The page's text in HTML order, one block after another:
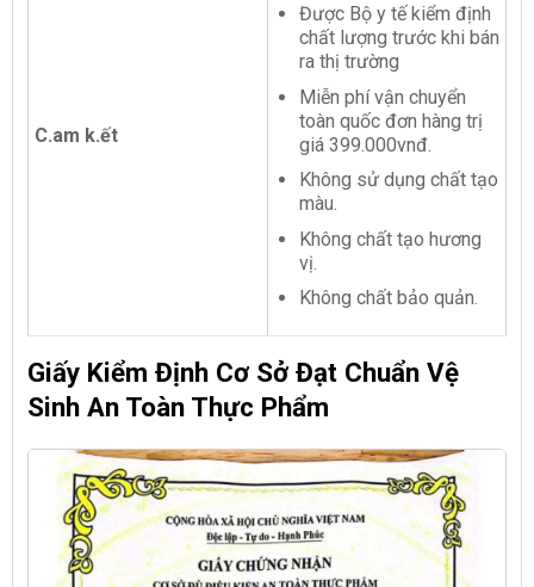
C.am k.ết
Được Bộ y tế kiểm định
chất lượng trước khi bán
ra thị trường
Miễn phí vận chuyển
toàn quốc đơn hàng trị
giá 399.000vnđ.
Không sử dụng chất tạo
màu.
Không chất tạo hương
vị.
Không chất bảo quản.
Giấy Kiểm Định Cơ Sở Đạt Chuẩn Vệ
Sinh An Toàn Thực Phẩm